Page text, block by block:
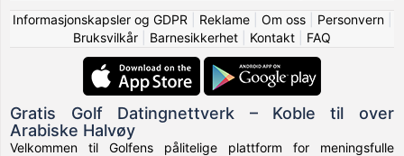
Informasjonskapsler og GDPR
Reklame| Om oss| Personvern|
Bruksvilkår
Barnesikkerhet Kontakt FAQ
Gratis Golf Datingnettverk – Koble til over
Arabiske Halvøy
Velkommen til Golfens pålitelige plattform for meningsfulle